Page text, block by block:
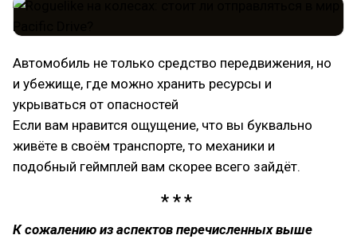
Автомобиль не только средство передвижения, но
и убежище, где можно хранить ресурсы и
укрываться от опасностей
Если вам нравится ощущение, что вы буквально
живёте в своём транспорте, то механики и
подобный геймплей вам скорее всего зайдёт.
К сожалению из аспектов перечисленных выше